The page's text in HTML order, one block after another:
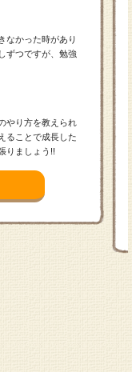
なかった時があり
ずつですが、勉強
やり方を教えられ
ることで成長した
りましょう!!